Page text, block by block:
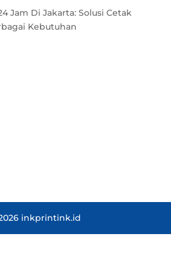
Jam Di Jakarta: Solusi Cetak
Kebutuhan
inkprintink.id